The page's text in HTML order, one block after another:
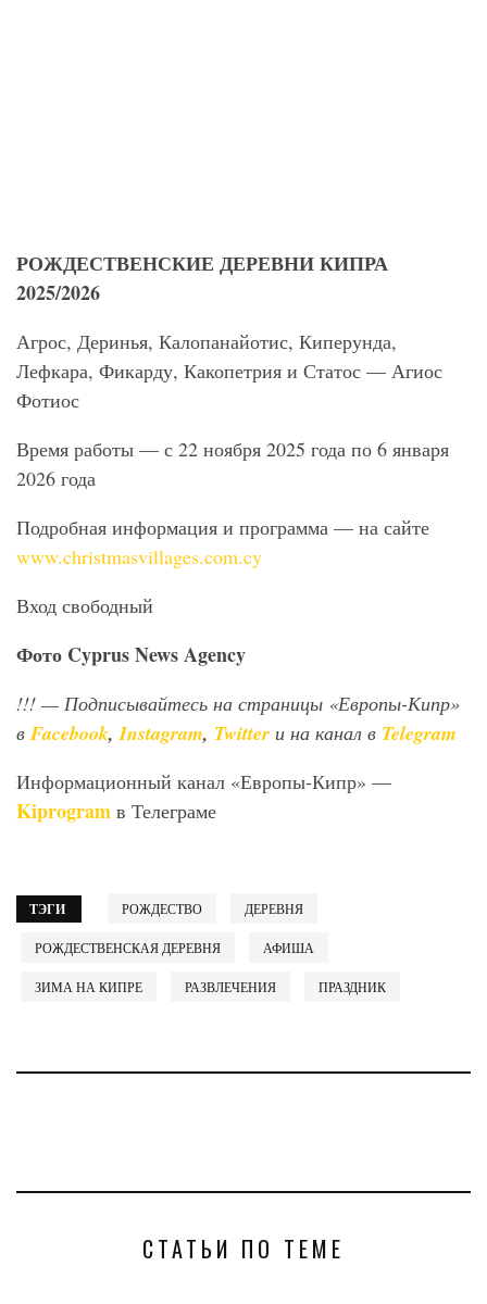
РОЖДЕСТВЕНСКИЕ ДЕРЕВНИ КИПРА
2025/2026
Агрос, Деринья, Калопанайотис, Киперунда,
Лефкара, Фикарду, Какопетрия и Статос — Агиос
Фотиос
Время работы — с 22 ноября 2025 года по 6 января
2026 года
Подробная информация и программа — на сайте
www.christmasvillages.com.cy
Вход свободный
Фото CyprusNewsAgency
!!! — Подписывайтесь на страницы «Европы-Кипр»
вFacebook,Instagram, Twitter и на канал в Telegram
Информационный канал «Европы-Кипр» —
Kiprogram в Телеграме
ТЭГИ РОЖДЕСТВО ДЕРЕВНЯ
РОЖДЕСТВЕНСКАЯ ДЕРЕВНЯ АФИША
ЗИМА НА КИПРЕ РАЗВЛЕЧЕНИЯ ПРАЗДНИК
СТАТЬИ ПО ТЕМЕ